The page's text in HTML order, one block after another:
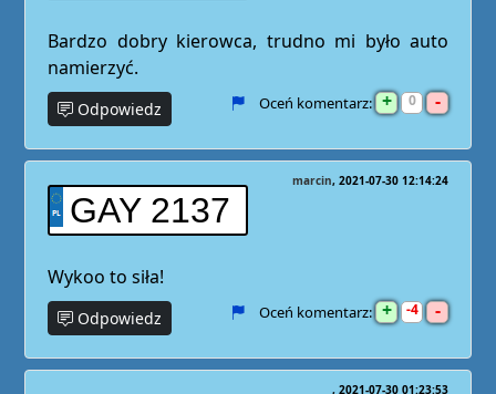
Bardzo dobry kierowca, trudno mi było auto
namierzyć.
Odpowiedz Oceń komentarz: + 0 -
GAY 2137
marcin 2021-07-30 12:14:24
Wykoo to siła!
Odpowiedz Oceń komentarz: + 4 -
2021-07-30 01:23:53